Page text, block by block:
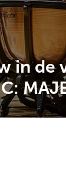
in de